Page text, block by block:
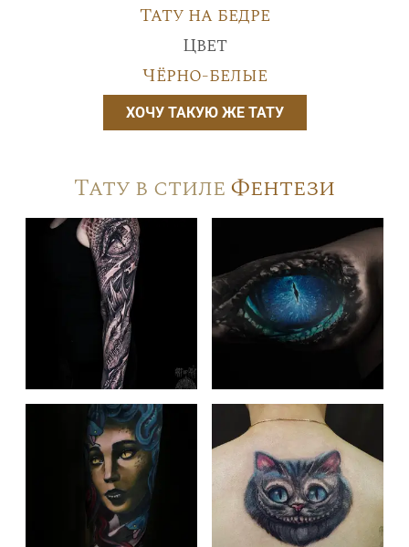
Тату на бедре
Цвет
Чёрно-белые
ХОЧУ ТАКУЮ ЖЕ ТАТУ
Тату в стилеФентези